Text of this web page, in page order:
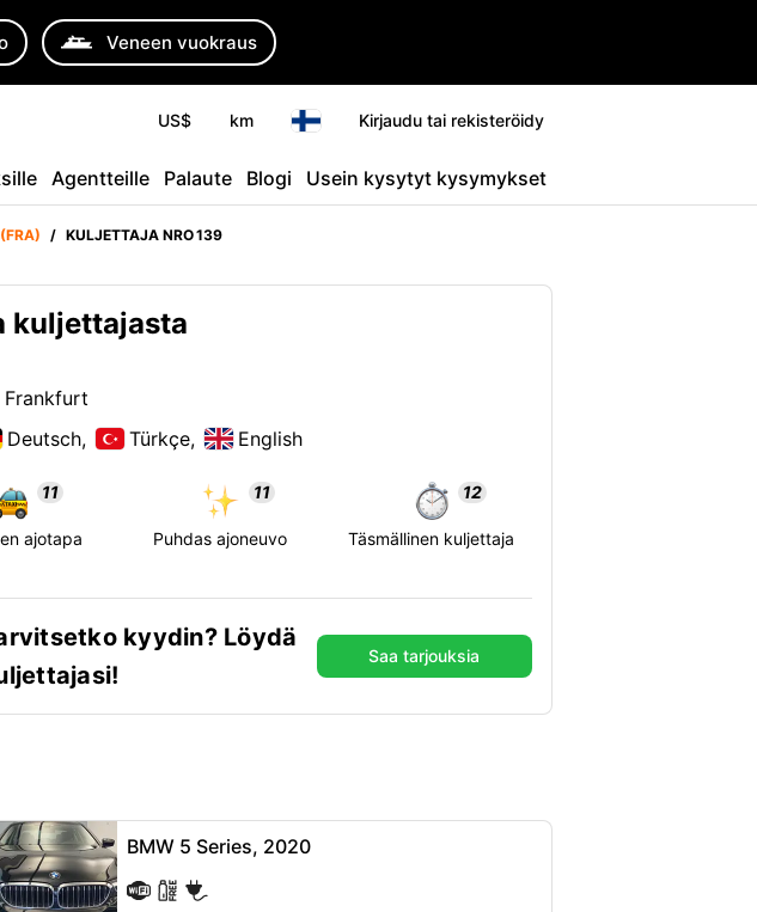
Veneen vuokraus
US$ km Kirjaudu tai rekisteröidy
Agentteille Palaute Blogi Usein kysytyt kysymykset
/ KULJETTAJA NRO 139
kuljettajasta
Frankfurt
Deutsch, Türkçe, English
11
ajotapa
11
Puhdas ajoneuvo
12
Täsmällinen kuljettaja
kyydin? Löydä
Saa tarjouksia
BMW 5 Series, 2020